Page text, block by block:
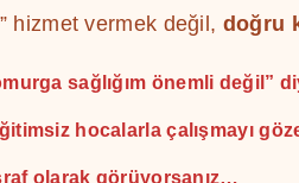
hizmet vermek değil, doğru
sağlığım önemli değil”
hocalarla çalışmayı
olarak görüyorsanız…